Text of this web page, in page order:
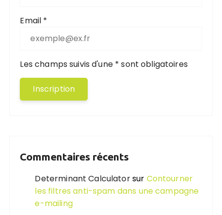
Email *
Les champs suivis d'une * sont obligatoires
Commentaires récents
Determinant Calculatorsur Contourner
les filtres anti-spam dans une campagne
e-mailing